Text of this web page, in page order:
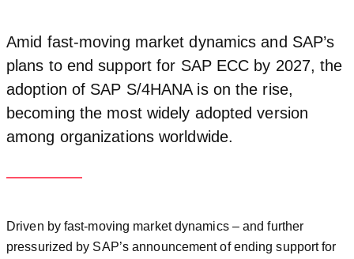
Amid fast-moving market dynamics and SAP’s
plans to end support for SAP ECC by 2027, the
adoption of SAP S/4HANA is on the rise,
becoming the most widely adopted version
among organizations worldwide.
Driven by fast-moving market dynamics – and further
pressurized by SAP’s announcement of ending support for